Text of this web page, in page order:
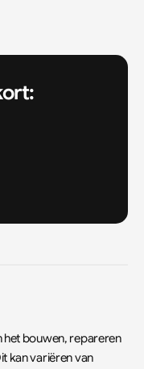
het bouwen, repareren
kan variëren van